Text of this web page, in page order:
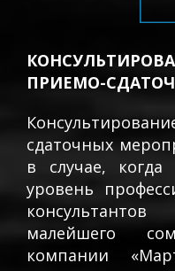
ПРИЕМО-
сдаточных
в случае,
уровень
малейшего
компании